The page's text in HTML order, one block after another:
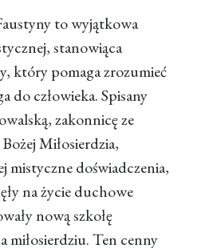
to wyjątkowa
stanowiąca
który pomaga zrozumieć
do człowieka. Spisany
zakonnicę ze
Miłosierdzia,
mistyczne doświadczenia,
na życie duchowe
nową szkołę
miłosierdziu. Ten cenny